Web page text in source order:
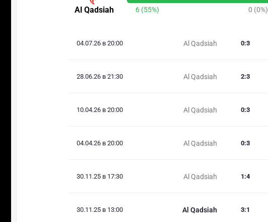
Al Qadsiah 6 (55%) 0 (0%)
04.07.26 в 20:00 Al Qadsiah 0:3
28.06.26 в 21:30 Al Qadsiah 2:3
10.04.26 в 20:00 Al Qadsiah 0:3
04.04.26 в 20:00 Al Qadsiah 0:3
30.11.25 в 17:30 Al Qadsiah 1 :4
30.11.25 в 13:00 Al Qadsiah 3:1